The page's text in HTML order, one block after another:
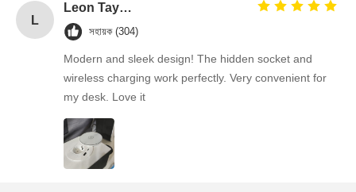
L
Leon Taylor
সহায়ক (304)
Modern and sleek design! The hidden socket and
wireless charging work perfectly. Very convenient for
my desk. Love it